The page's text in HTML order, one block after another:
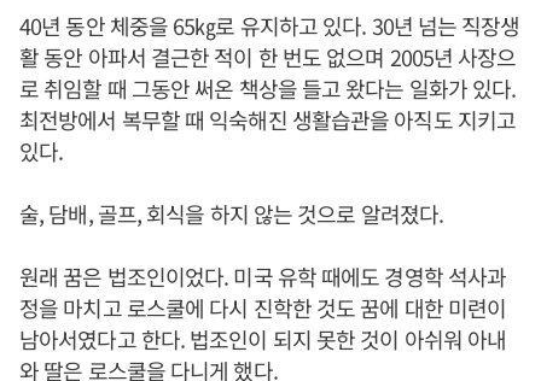
40년 동안 체중을 65㎏로 유지하고 있다. 30년 넘는 직장생
활 동안 아파서 결근한 적이 한 번도 없으며 2005년 사장으
로 취임할 때 그동안 써온 책상을 들고 왔다는 일화가 있다.
최전방에서 복무할 때 익숙해진 생활습관을 아직도 지키고
있다.
술, 담배, 골프, 회식을 하지 않는 것으로 알려졌다.
원래 꿈은 법조인이었다. 미국 유학 때에도 경영학 석사과
정을 마치고 로스쿨에 다시 진학한 것도 꿈에 대한 미련이
남아서였다고 한다. 법조인이 되지 못한 것이 아쉬워 아내
와 딸은 로스쿨을 다니게 했다.